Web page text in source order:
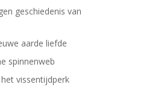
geschiedenis van
aarde liefde
spinnenweb
vissentijdperk